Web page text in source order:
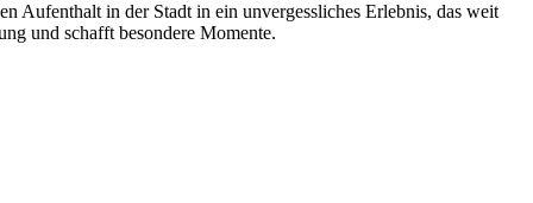
Aufenthalt in der Stadt in ein unvergessliches Erlebnis, das weit
und schafft besondere Momente.